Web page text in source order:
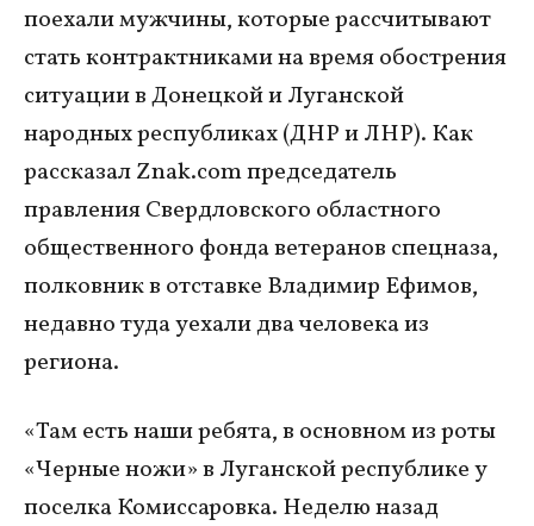
поехали мужчины, которые рассчитывают
стать контрактниками на время обострения
ситуации в Донецкой и Луганской
народных республиках (ДНР и ЛНР). Как
рассказал Znak.com председатель
правления Свердловского областного
общественного фонда ветеранов спецназа,
полковник в отставке Владимир Ефимов,
недавно туда уехали два человека из
региона.
«Там есть наши ребята, в основном из роты
«Черные ножи» в Луганской республике у
поселка Комиссаровка. Неделю назад